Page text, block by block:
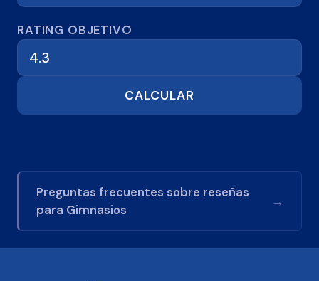
RATING OBJETIVO
CALCULAR
Preguntas frecuentes sobre reseñas
para Gimnasios
→